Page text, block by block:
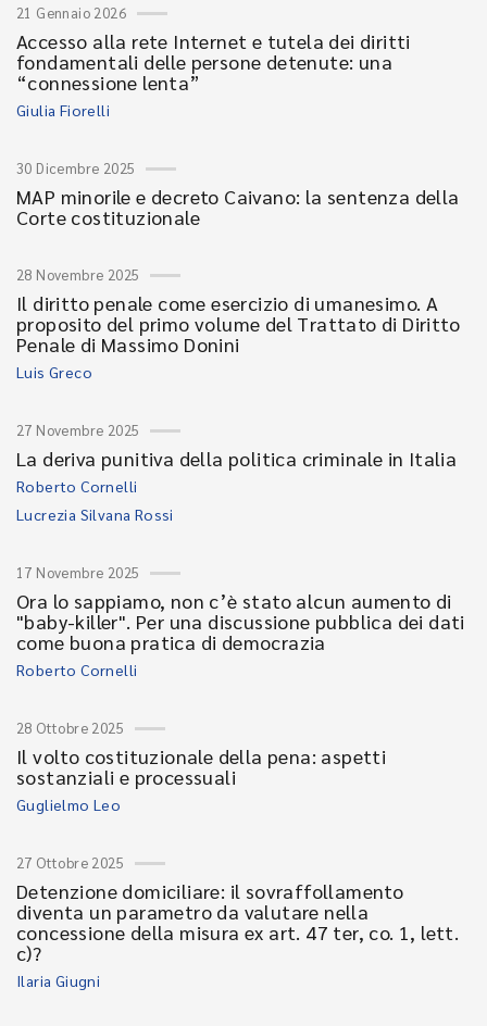
21 Gennaio 2026
Accesso alla rete Internet e tutela dei diritti
fondamentali delle persone detenute: una
“connessione lenta”
Giulia Fiorelli
30 Dicembre 2025
MAP minorile e decreto Caivano: la sentenza della
Corte costituzionale
28 Novembre 2025
Il diritto penale come esercizio di umanesimo. A
proposito del primo volume del Trattato di Diritto
Penale di Massimo Donini
Luis Greco
27 Novembre 2025
La deriva punitiva della politica criminale in Italia
Roberto Cornelli
Lucrezia Silvana Rossi
17 Novembre 2025
Ora lo sappiamo, non c’è stato alcun aumento di
"baby-killer". Per una discussione pubblica dei dati
come buona pratica di democrazia
Roberto Cornelli
28 Ottobre 2025
Il volto costituzionale della pena: aspetti
sostanziali e processuali
Guglielmo Leo
27 Ottobre 2025
Detenzione domiciliare: il sovraffollamento
diventa un parametro da valutare nella
concessione della misura ex art. 47 ter, co. 1, lett.
c)?
Ilaria Giugni